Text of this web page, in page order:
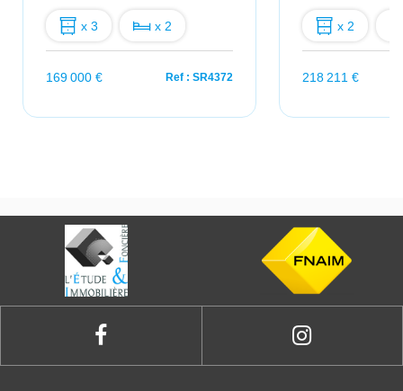
x 3 x 2
169 000 € Ref : SR4372
x 2
218 211 €